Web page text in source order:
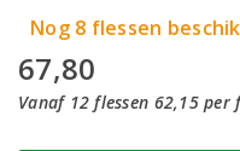
Nog 8 flessen
67,80
Vanaf 12 flessen 62,15 per